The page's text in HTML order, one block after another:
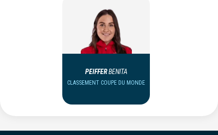
PEIFFERBENITA
CLASSEMENT COUPE DU MONDE